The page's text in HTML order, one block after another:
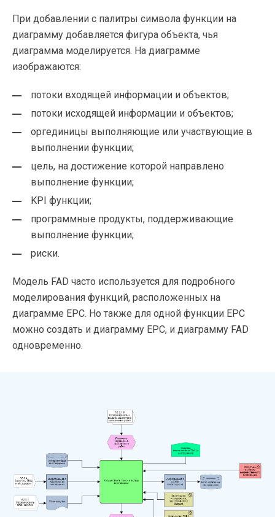
При добавлении с палитры символа функции на
диаграмму добавляется фигура объекта, чья
диаграмма моделируется. На диаграмме
изображаются:
потоки входящей информации и объектов;
потоки исходящей информации и объектов;
оргединицы выполняющие или участвующие в
выполнении функции;
цель, на достижение которой направлено
выполнение функции;
KPI функции;
программные продукты, поддерживающие
выполнение функции;
риски.
Модель FAD часто используется для подробного
моделирования функций, расположенных на
диаграмме EPC. Но также для одной функции EPC
можно создать и диаграмму EPC, и диаграмму FAD
одновременно.